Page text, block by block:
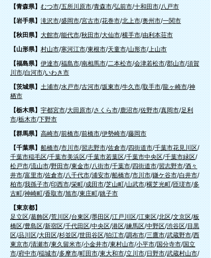
【青森県】 むつ市/五所川原市/青森市/弘前市/十和田市/八戸市
【岩手県】 滝沢市/盛岡市/宮古市/花巻市/北上市/奥州市/一関市
【秋田県】 大館市/能代市/秋田市/大仙市/横手市/由利本荘市
【山形県】 村山市/寒河江市/東根市/天童市/山形市/上山市
【福島県】 伊達市/福島市/南相馬市/二本松市/会津若松市/郡山市/須賀
川市/白河市/いわき市
【茨城県】 土浦市/水戸市/古河市/坂東市/牛久市/取手市/龍ヶ崎市/神
栖市
【栃木県】 宇都宮市/大田原市/さくら市/鹿沼市/佐野市/真岡市/足利
市/栃木市/下野市
【群馬県】 高崎市/前橋市/前橋市/伊勢崎市/藤岡市
【千葉県】 船橋市/市川市/習志野市/佐倉市/四街道市/千葉市花見川区/
千葉市稲毛区/千葉市美浜区/千葉市若葉区/千葉市中央区/千葉市緑区/
松戸市/流山市/野田市/東金市/八街市/千葉市/四街道市/習志野市/酒々
井市/富里市/佐倉市/八千代市/浦安市/船橋市/市川市/鎌ケ谷市/白井市/
柏市/我孫子市/印西市/栄町/成田市/芝山町/山武市/横芝光町/匝瑳市/多
古町/神崎町/香取市/旭市/東庄町/銚子市
【東京都】
足立区/葛飾区/荒川区/台東区/墨田区/江戸川区/江東区/北区/文京区/板
橋区/豊島区/新宿区/千代田区/中央区/港区/練馬区/中野区/渋谷区/目黒
区/品川区/大田区/杉並区/世田谷区/狛江市/調布市/三鷹市/武蔵野市/西
東京市/清瀬市/東久留米市/小金井市/東村山市/小平市/国分寺市/国立
市/府中市/稲城市/多摩市/町田市/東大和市/立川市/日野市/武蔵村山市/